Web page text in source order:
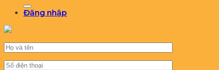
Đăng nhập